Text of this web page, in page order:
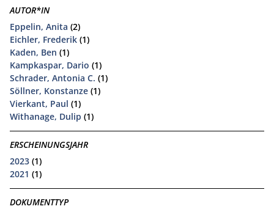
AUTOR*IN
Eppelin, Anita (2)
Eichler, Frederik (1)
Kaden, Ben (1)
Kampkaspar, Dario (1)
Schrader, Antonia C. (1)
Söllner, Konstanze (1)
Vierkant, Paul (1)
Withanage, Dulip (1)
ERSCHEINUNGSJAHR
2023 (1)
2021 (1)
DOKUMENTTYP